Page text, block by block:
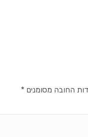
החובה מסומנים*